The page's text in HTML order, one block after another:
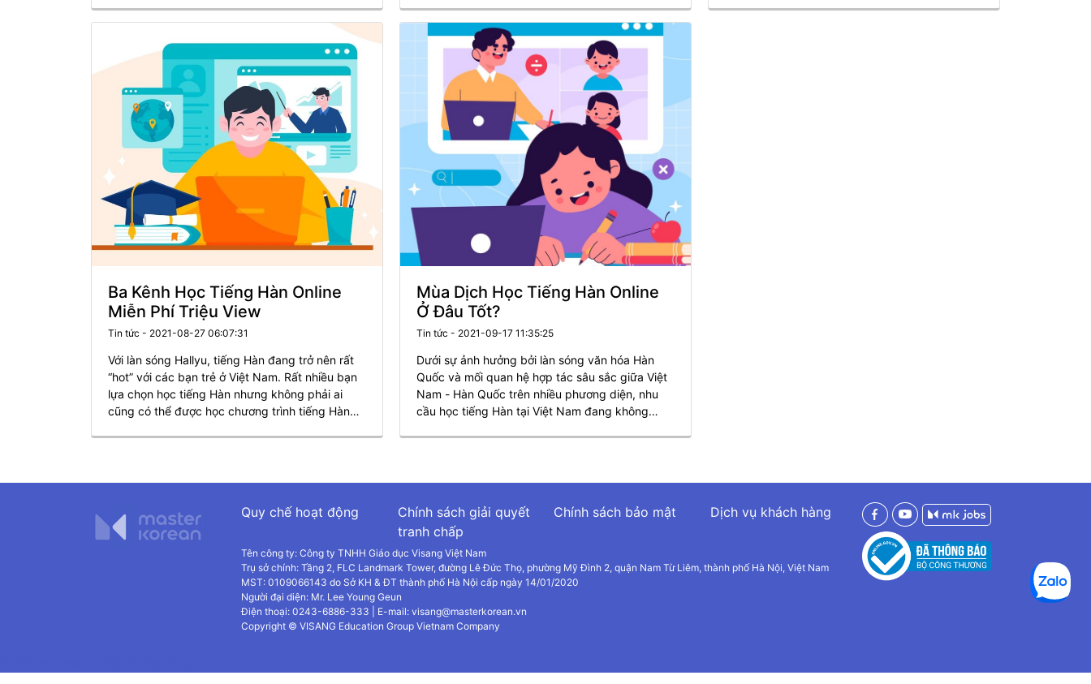
nhất để bạn có thể học tập bất cứ khi nào, bất
cứ đâu.
ngữ hình tượng và có cấu trúc ngược lại với
tiếng mẹ đẻ chúng ta. Chính vì thế mà khi học
tiếng Hàn cần nhiều sự nỗ lực không ngừng, và
những phương thức học tập hiệu quả cho bản
thân mình. Dưới đây, Master Korean sẽ gtowis
thiệu cho các bạn những trang web tự học tiếng
hàn online tại nhà vô cùng hữu ích.
Ba Kênh Học Tiếng Hàn Online
Miễn Phí Triệu View
Tin tức - 2021-08-27 06:07:31
Với làn sóng Hallyu, tiếng Hàn đang trở nên rất
“hot” với các bạn trẻ ở Việt Nam. Rất nhiều bạn
lựa chọn học tiếng Hàn nhưng không phải ai
cũng có thể được học chương trình tiếng Hàn
Hôm nay mình sẽ review cho bạn một số kênh
học tiếng Hàn online miễn phí triệu View trên
youtube giúp bạn ở nhà chống dịch mà có thể
nâng cao kiến thức tiếng Hàn miễn phí nhé
Mùa Dịch Học Tiếng Hàn Online
Ở Đâu Tốt?
Tin tức - 2021-09-17 11:35:25
Dưới sự ảnh hưởng bởi làn sóng văn hóa Hàn
Quốc và mối quan hệ hợp tác sâu sắc giữa Việt
Nam - Hàn Quốc trên nhiều phương diện, nhu
cầu học tiếng Hàn tại Việt Nam đang không
Quy chế hoạt động
Chính sách giải quyết
tranh chấp
Chính sách bảo mật Dịch vụ khách hàng
Tên công ty: Công ty TNHH Giáo dục Visang Việt Nam
Trụ sở chính: Tầng 2, FLC Landmark Tower, đường Lê Đức Thọ, phường Mỹ Đình 2, quận Nam Từ Liêm, thành phố Hà Nội, Việt Nam
MST: 0109066143 do Sở KH & ĐT thành phố Hà Nội cấp ngày 14/01/2020
Người đại diện: Mr. Lee Young Geun
Điện thoại: 0243-6886-333 | E-mail: visang@masterkorean.vn
Copyright © VISANG Education Group Vietnam Company